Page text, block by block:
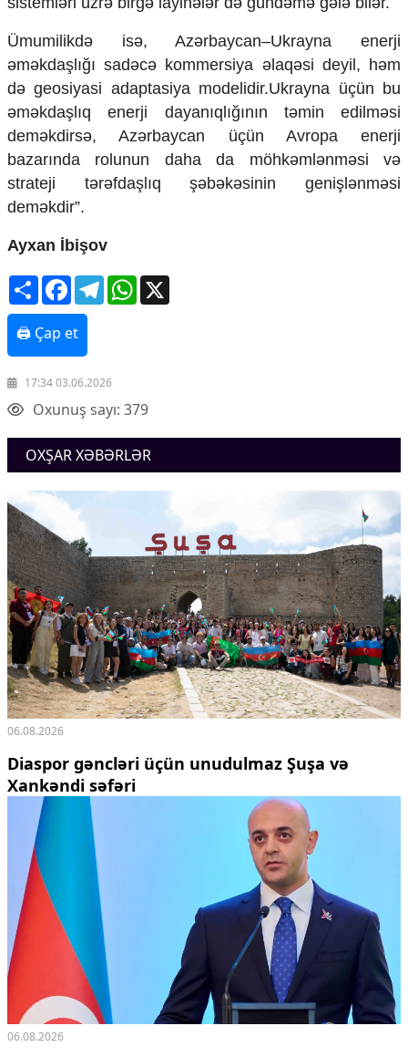
​Ümumilikdə isə, Azərbaycan–Ukrayna enerji
əməkdaşlığı sadəcə kommersiya əlaqəsi deyil, həm
də geosiyasi adaptasiya modelidir.Ukrayna üçün bu
əməkdaşlıq enerji dayanıqlığının təmin edilməsi
deməkdirsə, Azərbaycan üçün Avropa enerji
bazarında rolunun daha da möhkəmlənməsi və
strateji tərəfdaşlıq şəbəkəsinin genişlənməsi
deməkdir”.
Ayxan İbişov
ShareFacebookTelegramWhatsApp
🖨 Çap et
17:34 03.06.2026
Oxunuş sayı: 379
OXŞAR XƏBƏRLƏR
06.08.2026
Diaspor gəncləri üçün unudulmaz Şuşa və
Xankəndi səfəri
06.08.2026